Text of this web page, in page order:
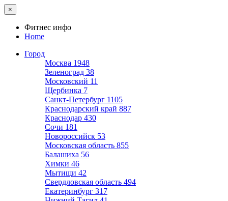
×
Фитнес инфо
Home
Город
Москва 1948
Зеленоград 38
Московский 11
Щербинка 7
Санкт-Петербург 1105
Краснодарский край 887
Краснодар 430
Сочи 181
Новороссийск 53
Московская область 855
Балашиха 56
Химки 46
Мытищи 42
Свердловская область 494
Екатеринбург 317